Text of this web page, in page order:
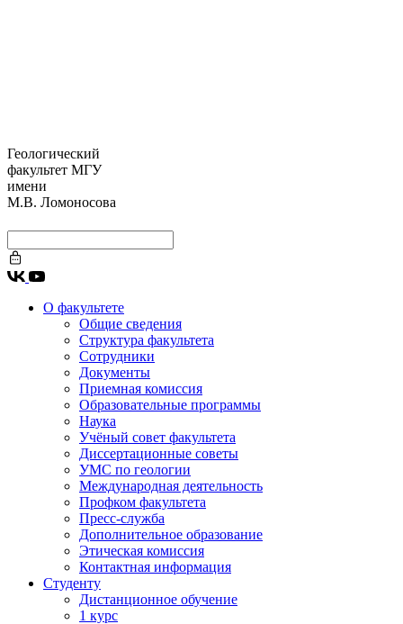
Геологический
факультет МГУ
имени
М.В. Ломоносова
О факультете
Общие сведения
Структура факультета
Сотрудники
Документы
Приемная комиссия
Образовательные программы
Наука
Учёный совет факультета
Диссертационные советы
УМС по геологии
Международная деятельность
Профком факультета
Пресс-служба
Дополнительное образование
Этическая комиссия
Контактная информация
Студенту
Дистанционное обучение
1 курс